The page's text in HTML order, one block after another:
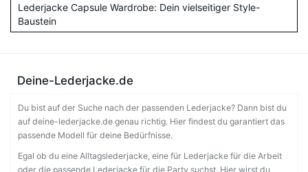
Lederjacke Capsule Wardrobe: Dein vielseitiger Style-
Baustein
Deine-Lederjacke.de
Du bist auf der Suche nach der passenden Lederjacke? Dann bist du
auf deine-lederjacke.de genau richtig. Hier findest du garantiert das
passende Modell für deine Bedürfnisse.
Egal ob du eine Alltagslederjacke, eine für Lederjacke für die Arbeit
oder die passende Lederjacke für die Party suchst. Hier wirst du